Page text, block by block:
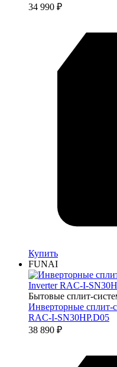
34 990 ₽
Купить
FUNAI
Бытовые сплит-
Инверторные сплит-
RAC-I-SN30HP.D05
38 890 ₽